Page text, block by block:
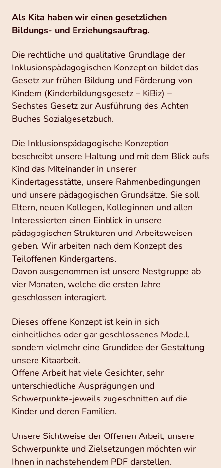
Als Kita haben wir einen gesetzlichen
Bildungs- und Erziehungsauftrag.
Die rechtliche und qualitative Grundlage der
Inklusionspädagogischen Konzeption bildet das
Gesetz zur frühen Bildung und Förderung von
Kindern (Kinderbildungsgesetz – KiBiz) –
Sechstes Gesetz zur Ausführung des Achten
Buches Sozialgesetzbuch.
Die Inklusionspädagogische Konzeption
beschreibt unsere Haltung und mit dem Blick aufs
Kind das Miteinander in unserer
Kindertagesstätte, unsere Rahmenbedingungen
und unsere pädagogischen Grundsätze. Sie soll
Eltern, neuen Kollegen, Kolleginnen und allen
Interessierten einen Einblick in unsere
pädagogischen Strukturen und Arbeitsweisen
geben. Wir arbeiten nach dem Konzept des
Teiloffenen Kindergartens.
Davon ausgenommen ist unsere Nestgruppe ab
vier Monaten, welche die ersten Jahre
geschlossen interagiert.
Dieses offene Konzept ist kein in sich
einheitliches oder gar geschlossenes Modell,
sondern vielmehr eine Grundidee der Gestaltung
unsere Kitaarbeit.
Offene Arbeit hat viele Gesichter, sehr
unterschiedliche Ausprägungen und
Schwerpunkte-jeweils zugeschnitten auf die
Kinder und deren Familien.
Unsere Sichtweise der Offenen Arbeit, unsere
Schwerpunkte und Zielsetzungen möchten wir
Ihnen in nachstehendem PDF darstellen.